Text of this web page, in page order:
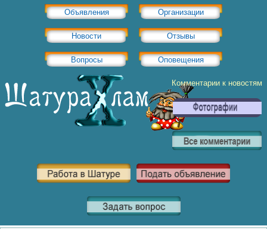
Объявления Организации
Новости Отзывы
Вопросы Оповещения
Комментарии к новостям